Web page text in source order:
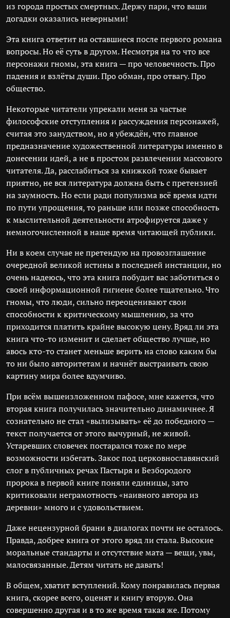
из города простых смертных. Держу пари, что ваши
догадки оказались неверными!
Эта книга ответит на оставшиеся после первого романа
вопросы. Но её суть в другом. Несмотря на то что все
персонажи гномы, эта книга — про человечность. Про
падения и взлёты души. Про обман, про отвагу. Про
общество.
Некоторые читатели упрекали меня за частые
философские отступления и рассуждения персонажей,
считая это занудством, но я убеждён, что главное
предназначение художественной литературы именно в
донесении идей, а не в простом развлечении массового
читателя. Да, расслабиться за книжкой тоже бывает
приятно, не вся литература должна быть с претензией
на заумность. Но если ради популизма всё время идти
по пути упрощения, то раньше или позже способность
к мыслительной деятельности атрофируется даже у
немногочисленной в наше время читающей публики.
Ни в коем случае не претендую на провозглашение
очередной великой истины в последней инстанции, но
очень надеюсь, что эта книга побудит вас заботиться о
своей информационной гигиене более тщательно. Что
гномы, что люди, сильно переоценивают свои
способности к критическому мышлению, за что
приходится платить крайне высокую цену. Вряд ли эта
книга что-то изменит и сделает общество лучше, но
авось кто-то станет меньше верить на слово каким бы
то ни было авторитетам и начнёт выстраивать свою
картину мира более вдумчиво.
При всём вышеизложенном пафосе, мне кажется, что
вторая книга получилась значительно динамичнее. Я
сознательно не стал «вылизывать» её до победного —
текст получается от этого вычурный, не живой.
Устаревших словечек постарался тоже по мере
возможности избегать. Закос под церковнославянский
слог в публичных речах Пастыря и Безбородого
пророка в первой книге поняли единицы, зато
критиковали неграмотность «наивного автора из
деревни» много и с удовольствием.
Даже нецензурной брани в диалогах почти не осталось.
Правда, добрее книга от этого вряд ли стала. Высокие
моральные стандарты и отсутствие мата — вещи, увы,
малосвязанные. Детям читать не давать!
В общем, хватит вступлений. Кому понравилась первая
книга, скорее всего, оценят и книгу вторую. Она
совершенно другая и в то же время такая же. Потому